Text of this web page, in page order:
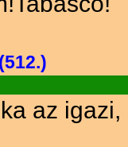
az